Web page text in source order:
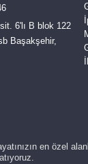
6'lı B blok 122
Başakşehir,
en özel